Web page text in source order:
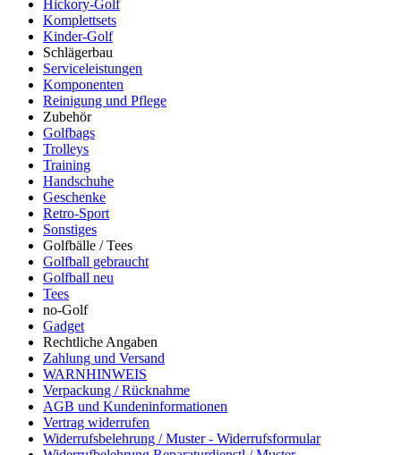
Hickory-Golf
Komplettsets
Kinder-Golf
Schlägerbau
Serviceleistungen
Komponenten
Reinigung und Pflege
Zubehör
Golfbags
Trolleys
Training
Handschuhe
Geschenke
Retro-Sport
Sonstiges
Golfbälle / Tees
Golfball gebraucht
Golfball neu
Tees
no-Golf
Gadget
Rechtliche Angaben
Zahlung und Versand
WARNHINWEIS
Verpackung / Rücknahme
AGB und Kundeninformationen
Vertrag widerrufen
Widerrufsbelehrung / Muster - Widerrufsformular